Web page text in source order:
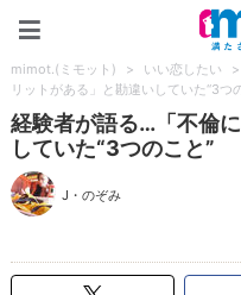
mimot.(ミモット) > いい恋したい >
リットがある」と勘違いしていた“3つ
経験者が語る…「不倫
していた“3つのこと”
J・のぞみ